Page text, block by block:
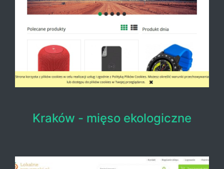
Kraków - mięso ekologiczne